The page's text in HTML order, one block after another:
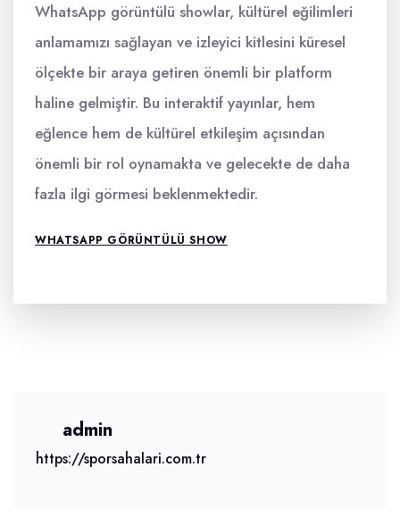
WhatsApp görüntülü showlar, kültürel eğilimleri
anlamamızı sağlayan ve izleyici kitlesini küresel
ölçekte bir araya getiren önemli bir platform
haline gelmiştir. Bu interaktif yayınlar, hem
eğlence hem de kültürel etkileşim açısından
önemli bir rol oynamakta ve gelecekte de daha
fazla ilgi görmesi beklenmektedir.
WHATSAPP GÖRÜNTÜLÜ SHOW
admin
https://sporsahalari.com.tr